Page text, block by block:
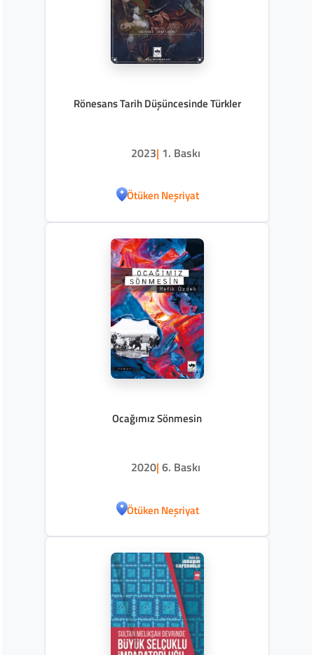
Rönesans Tarih Düşüncesinde Türkler
2023| 1. Baskı
Ötüken Neşriyat
Ocağımız Sönmesin
2020| 6. Baskı
Ötüken Neşriyat